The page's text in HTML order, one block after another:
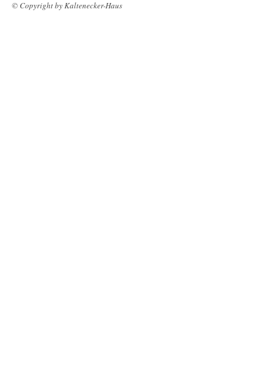
© Copyright by Kaltenecker-Haus